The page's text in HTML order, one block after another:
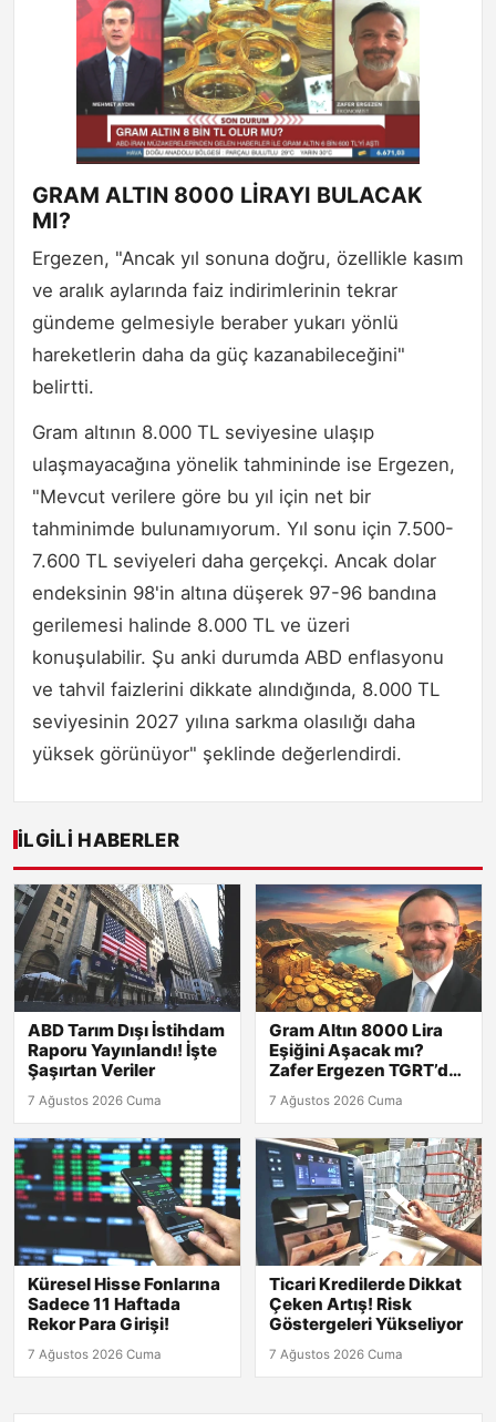
GRAM ALTIN 8000 LİRAYI BULACAK
MI?
Ergezen, "Ancak yıl sonuna doğru, özellikle kasım
ve aralık aylarında faiz indirimlerinin tekrar
gündeme gelmesiyle beraber yukarı yönlü
hareketlerin daha da güç kazanabileceğini"
belirtti.
Gram altının 8.000 TL seviyesine ulaşıp
ulaşmayacağına yönelik tahmininde ise Ergezen,
"Mevcut verilere göre bu yıl için net bir
tahminimde bulunamıyorum. Yıl sonu için 7.500-
7.600 TL seviyeleri daha gerçekçi. Ancak dolar
endeksinin 98'in altına düşerek 97-96 bandına
gerilemesi halinde 8.000 TL ve üzeri
konuşulabilir. Şu anki durumda ABD enflasyonu
ve tahvil faizlerini dikkate alındığında, 8.000 TL
seviyesinin 2027 yılına sarkma olasılığı daha
yüksek görünüyor" şeklinde değerlendirdi.
İLGILI HABERLER
ABD Tarım Dışı İstihdam
Raporu Yayınlandı! İşte
Şaşırtan Veriler
7 Ağustos 2026 Cuma
Gram Altın 8000 Lira
Eşiğini Aşacak mı?
Zafer Ergezen TGRT’de
Yanıtlıyor!
7 Ağustos 2026 Cuma
Küresel Hisse Fonlarına
Sadece 11 Haftada
Rekor Para Girişi!
7 Ağustos 2026 Cuma
Ticari Kredilerde Dikkat
Çeken Artış! Risk
Göstergeleri Yükseliyor
7 Ağustos 2026 Cuma